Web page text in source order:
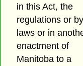
in this Act, the
regulations or
laws or in
enactment of
Manitoba to a